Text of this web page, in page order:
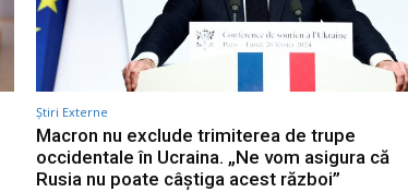
Știri Externe
Macron nu exclude trimiterea de trupe
occidentale în Ucraina. „Ne vom asigura că
Rusia nu poate câștiga acest război”